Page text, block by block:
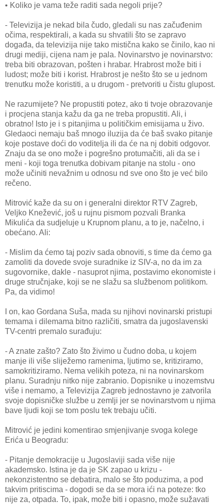
• Koliko je vama teže raditi sada negoli prije?
- Televizija je nekad bila čudo, gledali su nas začuđenim
očima, respektirali, a kada su shvatili što se zapravo
događa, da televizija nije tako mistična kako se činilo, kao ni
drugi mediji, cijena nam je pala. Novinarstvo je novinarstvo:
treba biti obrazovan, pošten i hrabar. Hrabrost može biti i
ludost; može biti i korist. Hrabrost je nešto što se u jednom
trenutku može koristiti, a u drugom - pretvoriti u čistu glupost.
Ne razumijete? Ne propustiti potez, ako ti tvoje obrazovanje
i procjena stanja kažu da ga ne treba propustiti. Ali, i
obratno! Isto je i s pitanjima u političkim emisijama u živo.
Gledaoci nemaju baš mnogo iluzija da će baš svako pitanje
koje postave doći do voditelja ili da će na nj dobiti odgovor.
Znaju da se ono može i pogrešno protumačiti, ali da se i
meni - koji toga trenutka dobivam pitanje na stolu - ono
može učiniti nevažnim u odnosu nd sve ono što je već bilo
rečeno.
Mitrović kaže da su on i generalni direktor RTV Zagreb,
Veljko Knežević, još u rujnu pismom pozvali Branka
Mikulića da sudjeluje u Krupnom planu, a to je, načelno, i
obećano. Ali:
- Mislim da ćemo taj poziv sada obnoviti, s time da ćemo ga
zamoliti da dovede svoje suradnike iz SIV-a, no da im za
sugovornike, dakle - nasuprot njima, postavimo ekonomiste i
druge stručnjake, koji se ne slažu sa službenom politikom.
Pa, da vidimo!
I on, kao Gordana Suša, mada su njihovi novinarski pristupi
temama i dilemama bitno različiti, smatra da jugoslavenski
TV-centri premalo surađuju:
- A znate zašto? Zato što živimo u čudno doba, u kojem
manje ili više sliježemo ramenima, ljutimo se, kritiziramo,
samokritiziramo. Nema velikih poteza, ni na novinarskom
planu. Suradnju nitko nije zabranio. Dopisnike u inozemstvu
više i nemamo, a Televizija Zagreb jednostavno je zatvorila
svoje dopisničke službe u zemlji jer se novinarstvom u njima
bave ljudi koji se tom poslu tek trebaju učiti.
Mitrović je jedini komentirao smjenjivanje svoga kolege
Erića u Beogradu:
- Pitanje demokracije u Jugoslaviji sada više nije
akademsko. Istina je da je SK zapao u krizu -
nekonzistentno se debatira, malo se što poduzima, a pod
takvim pritiscima - dogodi se da se mora ići na poteze: tko
nije za, otpada. To, ipak, može biti i opasno, može sužavati